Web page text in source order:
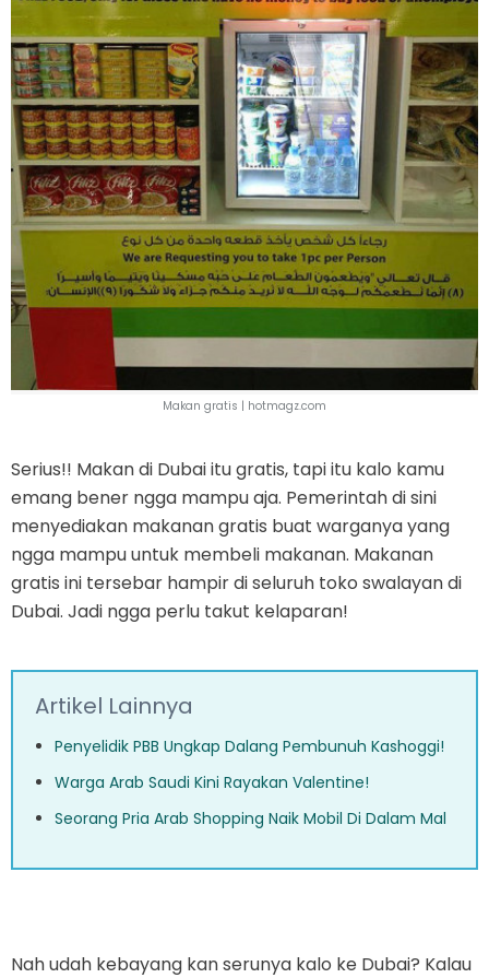
Makan gratis | hotmagz.com
Serius!! Makan di Dubai itu gratis, tapi itu kalo kamu
emang bener ngga mampu aja. Pemerintah di sini
menyediakan makanan gratis buat warganya yang
ngga mampu untuk membeli makanan. Makanan
gratis ini tersebar hampir di seluruh toko swalayan di
Dubai. Jadi ngga perlu takut kelaparan!
Artikel Lainnya
Penyelidik PBB Ungkap Dalang Pembunuh Kashoggi!
Warga Arab Saudi Kini Rayakan Valentine!
Seorang Pria Arab Shopping Naik Mobil Di Dalam Mal
Nah udah kebayang kan serunya kalo ke Dubai? Kalau